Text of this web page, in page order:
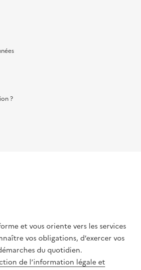
?
et vous oriente vers les services
vos obligations, d’exercer vos
du quotidien.
de l’information légale et